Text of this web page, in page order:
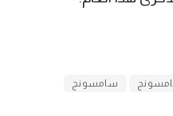
سامسونج